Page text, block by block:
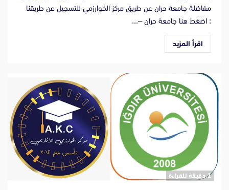
مفاضلة جامعة حران عن طريق مركز الخوارزمي للتسجيل عن طريقنا
: اضغط هنا جامعة حران –...
اقرأ المزيد
‫1 دقيقة للقراءة